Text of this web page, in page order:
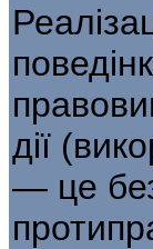
дії
— це